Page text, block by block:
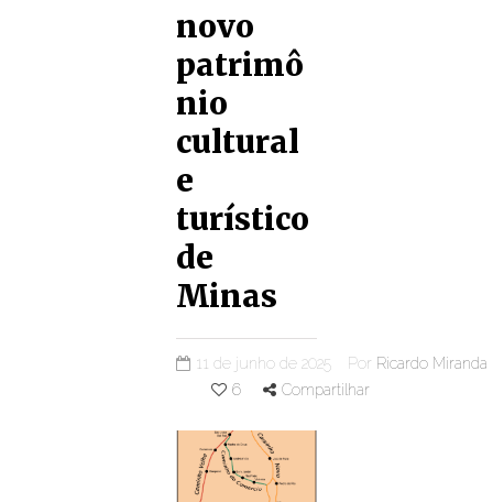
novo
patrimô
nio
cultural
e
turístico
de
Minas
11 de junho de 2025 Por Ricardo Miranda
6
Compartilhar